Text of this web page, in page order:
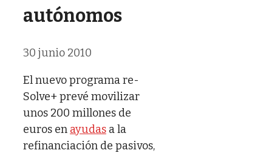
autónomos
30 junio 2010
El nuevo programa re-
Solve+ prevé movilizar
unos 200 millones de
euros en ayudas a la
refinanciación de pasivos,